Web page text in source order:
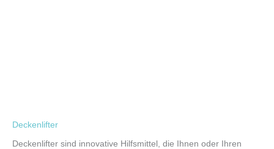
Deckenlifter
Deckenlifter sind innovative Hilfsmittel, die Ihnen oder Ihren